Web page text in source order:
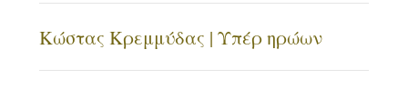
Κώστας Κρεμμύδας | Υπέρ ηρώων